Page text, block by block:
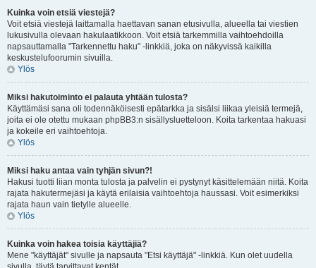
Kuinka voin etsiä viestejä?
Voit etsiä viestejä laittamalla haettavan sanan etusivulla, alueella tai viestien
lukusivulla olevaan hakulaatikkoon. Voit etsiä tarkemmilla vaihtoehdoilla
napsauttamalla "Tarkennettu haku" -linkkiä, joka on näkyvissä kaikilla
keskustelufoorumin sivuilla.
Ylös
Miksi hakutoiminto ei palauta yhtään tulosta?
Käyttämäsi sana oli todennäköisesti epätarkka ja sisälsi liikaa yleisiä termejä,
joita ei ole otettu mukaan phpBB3:n sisällysluetteloon. Koita tarkentaa hakuasi
ja kokeile eri vaihtoehtoja.
Ylös
Miksi haku antaa vain tyhjän sivun?!
Hakusi tuotti liian monta tulosta ja palvelin ei pystynyt käsittelemään niitä. Koita
rajata hakutermejäsi ja käytä erilaisia vaihtoehtoja haussasi. Voit esimerkiksi
rajata haun vain tietylle alueelle.
Ylös
Kuinka voin hakea toisia käyttäjiä?
Mene "käyttäjät" sivulle ja napsauta "Etsi käyttäjä" -linkkiä. Kun olet uudella